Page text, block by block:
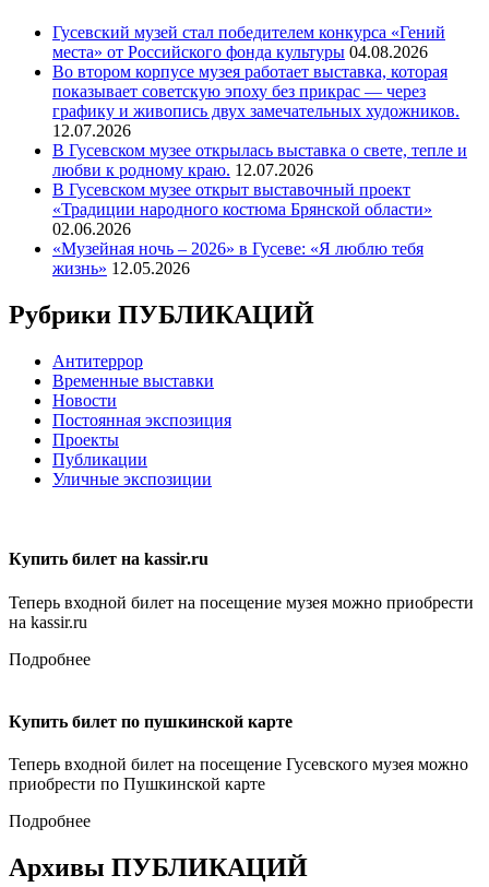
Гусевский музей стал победителем конкурса «Гений
места» от Российского фонда культуры 04.08.2026
Во втором корпусе музея работает выставка, которая
показывает советскую эпоху без прикрас — через
графику и живопись двух замечательных художников.
12.07.2026
В Гусевском музее открылась выставка о свете, тепле и
любви к родному краю. 12.07.2026
В Гусевском музее открыт выставочный проект
«Традиции народного костюма Брянской области»
02.06.2026
«Музейная ночь – 2026» в Гусеве: «Я люблю тебя
жизнь» 12.05.2026
Рубрики ПУБЛИКАЦИЙ
Антитеррор
Временные выставки
Новости
Постоянная экспозиция
Проекты
Публикации
Уличные экспозиции
Купить билет на kassir.ru
Теперь входной билет на посещение музея можно приобрести
на kassir.ru
Подробнее
Купить билет по пушкинской карте
Теперь входной билет на посещение Гусевского музея можно
приобрести по Пушкинской карте
Подробнее
Архивы ПУБЛИКАЦИЙ